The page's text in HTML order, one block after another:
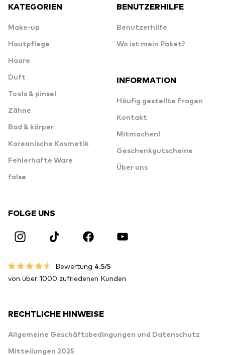
KATEGORIEN
Make-up
Hautpflege
Haare
Duft
Tools & pinsel
Zähne
Bad & körper
Koreanische Kosmetik
Fehlerhafte Ware
false
BENUTZERHILFE
Benutzerhilfe
Wo ist mein Paket?
INFORMATION
Häufig gestellte Fragen
Kontakt
Mitmachen!
Geschenkgutscheine
Über uns
FOLGE UNS
Bewertung 4.5/5
von über 1000 zufriedenen Kunden
RECHTLICHE HINWEISE
Allgemeine Geschäftsbedingungen und Datenschutz
Mitteilungen 2025